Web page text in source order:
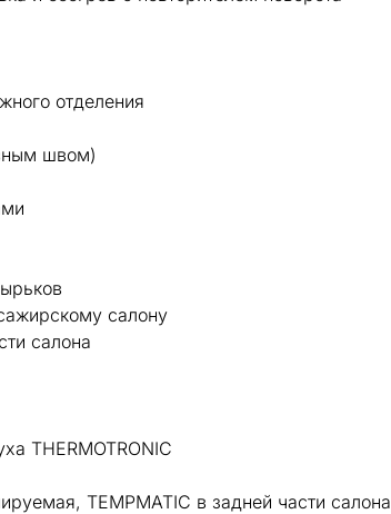
отделения
швом)
салону
салона
THERMOTRONIC
TEMPMATIC в задней части салона